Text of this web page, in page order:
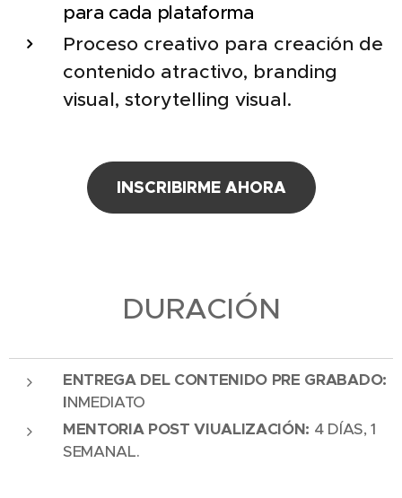
para cada plataforma
Proceso creativo para creación de
contenido atractivo, branding
visual, storytelling visual.
INSCRIBIRME AHORA
DURACIÓN
ENTREGA DEL CONTENIDO PRE GRABADO:
INMEDIATO
MENTORIA POST VIUALIZACIÓN: 4 DÍAS, 1
SEMANAL.